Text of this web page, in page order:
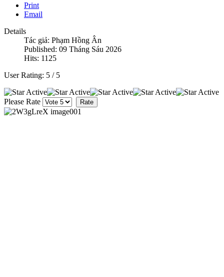
Print
Email
Details
Tác giả: Phạm Hồng Ân
Published: 09 Tháng Sáu 2026
Hits: 1125
User Rating: 5 / 5
Please Rate